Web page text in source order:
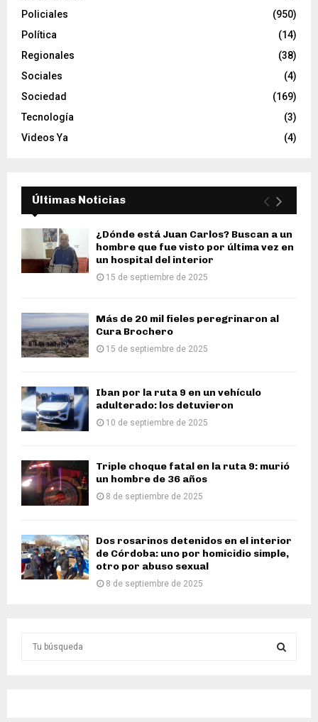
Policiales
(950)
Política
(14)
Regionales
(38)
Sociales
(4)
Sociedad
(169)
Tecnología
(3)
Videos Ya
(4)
Últimas Noticias
¿Dónde está Juan Carlos? Buscan a un
hombre que fue visto por última vez en
un hospital del interior
15 de septiembre de 2025
Más de 20 mil fieles peregrinaron al
Cura Brochero
15 de septiembre de 2025
Iban por la ruta 9 en un vehículo
adulterado: los detuvieron
10 de septiembre de 2025
Triple choque fatal en la ruta 9: murió
un hombre de 36 años
8 de septiembre de 2025
Dos rosarinos detenidos en el interior
de Córdoba: uno por homicidio simple,
otro por abuso sexual
8 de septiembre de 2025